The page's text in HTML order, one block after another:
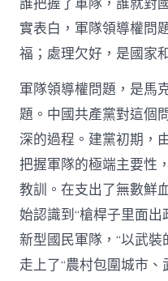
實表白，軍隊領導權問
福；處理欠好，是國家
軍隊領導權問題，是馬
題。中國共產黨對這個
深的過程。建黨初期，
把握軍隊的極端主要性
教訓。在支出了無數鮮
始認識到“槍桿子里面
新型國民軍隊，“以武裝
走上了“農村包圍城市、